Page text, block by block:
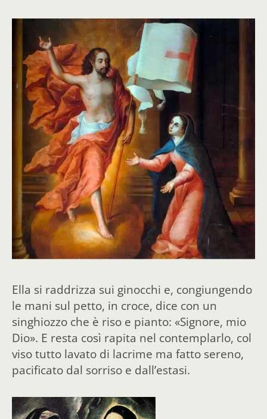
Ella si raddrizza sui ginocchi e, congiungendo
le mani sul petto, in croce, dice con un
singhiozzo che è riso e pianto: «Signore, mio
Dio». E resta così rapita nel contemplarlo, col
viso tutto lavato di lacrime ma fatto sereno,
pacificato dal sorriso e dall’estasi.